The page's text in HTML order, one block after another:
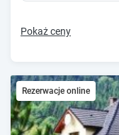
Pokaż ceny
Rezerwacje online